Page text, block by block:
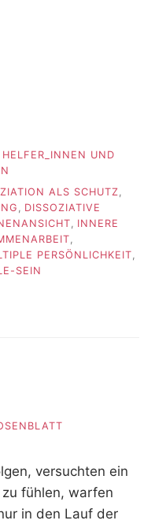
HELFER_INNEN UND
ALS SCHUTZ
DISSOZIATIVE
INNERE
PERSÖNLICHKEIT
SEIN
versuchten ein
fühlen, warfen
in den Lauf der